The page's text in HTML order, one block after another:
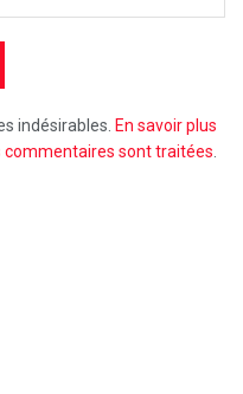
indésirables. En savoir plus
commentaires sont traitées